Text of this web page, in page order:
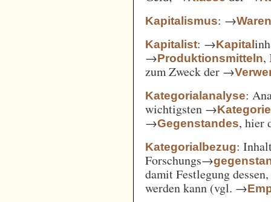
Kapitalismus: →
Kapitalist: →Kapital
→Produktionsmitteln,
zum Zweck der →
Kategorialanalyse:
wichtigsten →
→Gegenstandes, hier
Kategorialbezug:
Forschungs→
damit Festlegung
werden kann (vgl. →